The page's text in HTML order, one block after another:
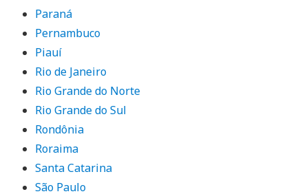
Paraná
Pernambuco
Piauí
Rio de Janeiro
Rio Grande do Norte
Rio Grande do Sul
Rondônia
Roraima
Santa Catarina
São Paulo